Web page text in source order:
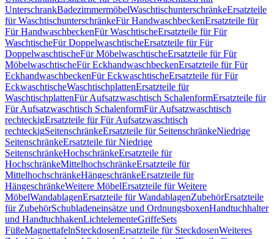
UnterschrankBadezimmermöbelWaschtischunterschränkeErsatzteile
für WaschtischunterschränkeFür HandwaschbeckenErsatzteile für
Für HandwaschbeckenFür WaschtischeErsatzteile für Für
WaschtischeFür DoppelwaschtischeErsatzteile für Für
DoppelwaschtischeFür MöbelwaschtischeErsatzteile für Für
MöbelwaschtischeFür EckhandwaschbeckenErsatzteile für Für
EckhandwaschbeckenFür EckwaschtischeErsatzteile für Für
EckwaschtischeWaschtischplattenErsatzteile für
WaschtischplattenFür Aufsatzwaschtisch SchalenformErsatzteile für
Für Aufsatzwaschtisch SchalenformFür Aufsatzwaschtisch
rechteckigErsatzteile für Für Aufsatzwaschtisch
rechteckigSeitenschränkeErsatzteile für SeitenschränkeNiedrige
SeitenschränkeErsatzteile für Niedrige
SeitenschränkeHochschränkeErsatzteile für
HochschränkeMittelhochschränkeErsatzteile für
MittelhochschränkeHängeschränkeErsatzteile für
HängeschränkeWeitere MöbelErsatzteile für Weitere
MöbelWandablagenErsatzteile für WandablagenZubehörErsatzteile
für ZubehörSchubladeneinsätze und OrdnungsboxenHandtuchhalter
und HandtuchhakenLichtelementeGriffeSets
FüßeMagnettafelnSteckdosenErsatzteile für SteckdosenWeiteres